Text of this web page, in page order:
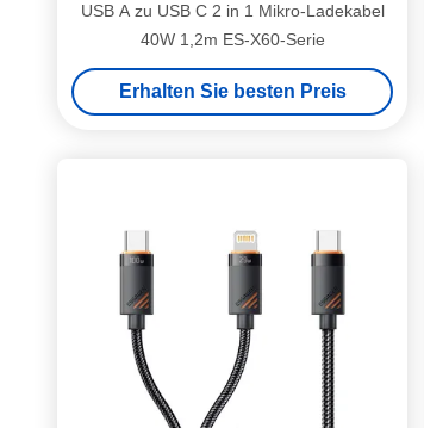
USB A zu USB C 2 in 1 Mikro-Ladekabel
40W 1,2m ES-X60-Serie
Erhalten Sie besten Preis